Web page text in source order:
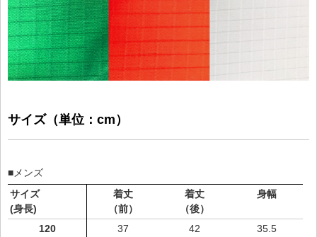
サイズ（単位：cm）
■メンズ
サイズ
(身長)
着丈
（前）
着丈
（後）
身幅
120 37 42
35.5